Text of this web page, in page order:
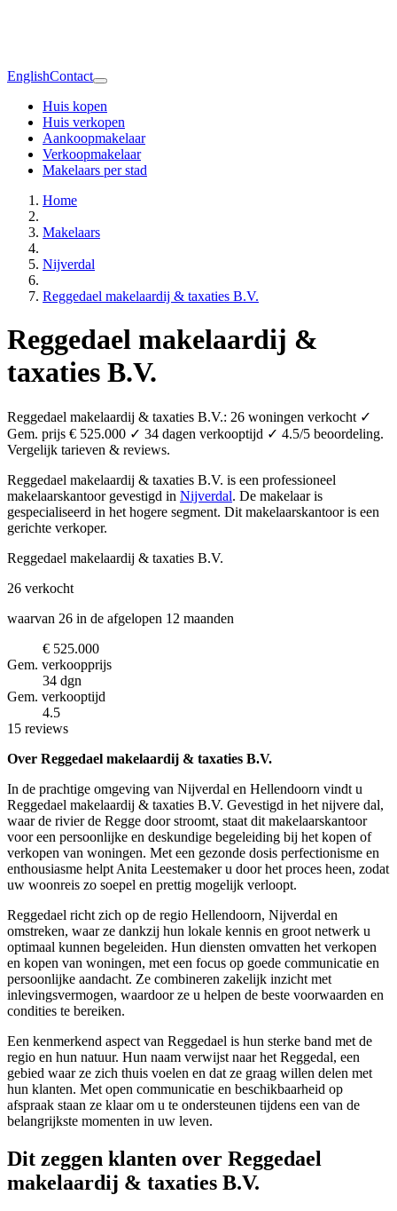
EnglishContact
Huis kopen
Huis verkopen
Aankoopmakelaar
Verkoopmakelaar
Makelaars per stad
Home
Makelaars
Nijverdal
Reggedael makelaardij & taxaties B.V.
Reggedael makelaardij &
taxaties B.V.
Reggedael makelaardij & taxaties B.V.: 26 woningen verkocht ✓
Gem. prijs € 525.000 ✓ 34 dagen verkooptijd ✓ 4.5/5 beoordeling.
Vergelijk tarieven & reviews.
Reggedael makelaardij & taxaties B.V. is een professioneel
makelaarskantoor gevestigd in Nijverdal. De makelaar is
gespecialiseerd in het hogere segment. Dit makelaarskantoor is een
gerichte verkoper.
Reggedael makelaardij & taxaties B.V.
26 verkocht
waarvan 26 in de afgelopen 12 maanden
€ 525.000
Gem. verkoopprijs
34 dgn
Gem. verkooptijd
4.5
15 reviews
Over Reggedael makelaardij & taxaties B.V.
In de prachtige omgeving van Nijverdal en Hellendoorn vindt u
Reggedael makelaardij & taxaties B.V. Gevestigd in het nijvere dal,
waar de rivier de Regge door stroomt, staat dit makelaarskantoor
voor een persoonlijke en deskundige begeleiding bij het kopen of
verkopen van woningen. Met een gezonde dosis perfectionisme en
enthousiasme helpt Anita Leestemaker u door het proces heen, zodat
uw woonreis zo soepel en prettig mogelijk verloopt.
Reggedael richt zich op de regio Hellendoorn, Nijverdal en
omstreken, waar ze dankzij hun lokale kennis en groot netwerk u
optimaal kunnen begeleiden. Hun diensten omvatten het verkopen
en kopen van woningen, met een focus op goede communicatie en
persoonlijke aandacht. Ze combineren zakelijk inzicht met
inlevingsvermogen, waardoor ze u helpen de beste voorwaarden en
condities te bereiken.
Een kenmerkend aspect van Reggedael is hun sterke band met de
regio en hun natuur. Hun naam verwijst naar het Reggedal, een
gebied waar ze zich thuis voelen en dat ze graag willen delen met
hun klanten. Met open communicatie en beschikbaarheid op
afspraak staan ze klaar om u te ondersteunen tijdens een van de
belangrijkste momenten in uw leven.
Dit zeggen klanten over Reggedael
makelaardij & taxaties B.V.